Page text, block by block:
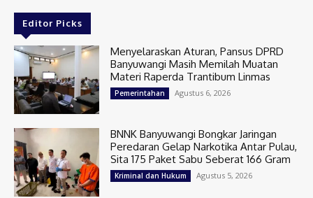
Editor Picks
Menyelaraskan Aturan, Pansus DPRD
Banyuwangi Masih Memilah Muatan
Materi Raperda Trantibum Linmas
Pemerintahan Agustus 6, 2026
BNNK Banyuwangi Bongkar Jaringan
Peredaran Gelap Narkotika Antar Pulau,
Sita 175 Paket Sabu Seberat 166 Gram
Kriminal dan Hukum Agustus 5, 2026